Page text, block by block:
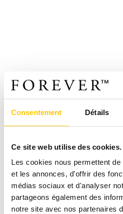
Consentement Détails
Ce site web utilise des cookies.
Les cookies nous permettent
et les annonces, d'offrir des
médias sociaux et d'analyser
partageons également des
notre site avec nos partenaires